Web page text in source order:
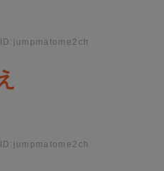
ID:jumpmatome2ch
ID:jumpmatome2ch